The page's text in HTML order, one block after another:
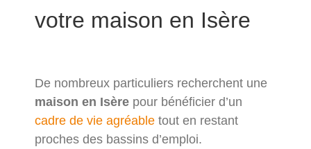
votre maison en Isère
De nombreux particuliers recherchent une
maison en Isère pour bénéficier d’un
cadre de vie agréable tout en restant
proches des bassins d’emploi.